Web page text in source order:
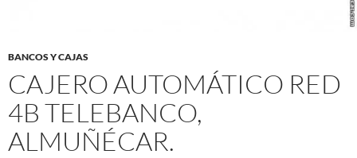
BANCOS Y CAJAS
CAJERO AUTOMÁTICO RED
4B TELEBANCO,
ALMUÑÉCAR.